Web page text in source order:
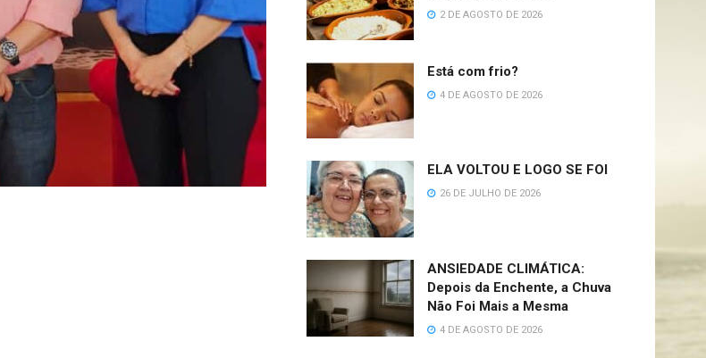
2 DE AGOSTO DE 2026
Está com frio?
4 DE AGOSTO DE 2026
ELA VOLTOU E LOGO SE FOI
26 DE JULHO DE 2026
ANSIEDADE CLIMÁTICA:
Depois da Enchente, a Chuva
Não Foi Mais a Mesma
4 DE AGOSTO DE 2026